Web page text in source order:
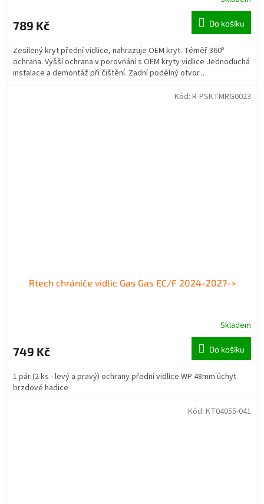
789 Kč Do košíku
Zesílený kryt přední vidlice, nahrazuje OEM kryt. Téměř 360º
ochrana. Vyšší ochrana v porovnání s OEM kryty vidlice Jednoduchá
instalace a demontáž při čištění. Zadní podélný otvor...
Rtech chrániče vidlic Gas Gas EC/F 2024-2027->
Skladem
749 Kč Do košíku
1 pár (2 ks - levý a pravý) ochrany přední vidlice WP 48mm úchyt
brzdové hadice
Kód: R-PSKTMRG0023
Kód: KT04055-041